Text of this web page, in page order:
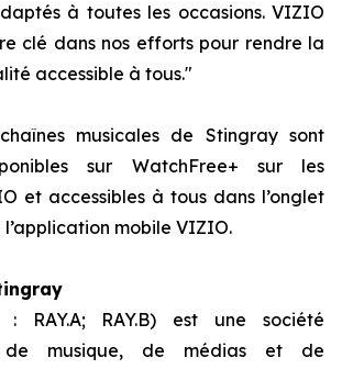
à toutes les occasions. VIZIO
clé dans nos efforts pour rendre la
accessible à tous."
musicales de Stingray sont
sur WatchFree+ sur les
et accessibles à tous dans l’onglet
mobile VIZIO.
: RAY.A; RAY.B) est une société
de musique, de médias et de